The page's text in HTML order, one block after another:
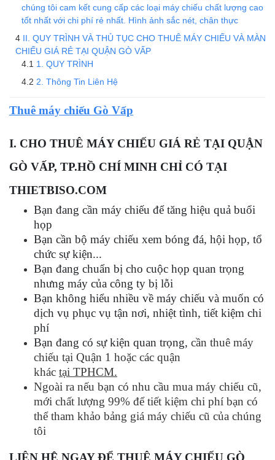
chúng tôi cam kết cung cấp các loại máy chiếu chất lượng cao
tốt nhất với chi phí rẻ nhất. Hình ảnh sắc nét, chân thực
II. QUY TRÌNH VÀ THỦ TỤC CHO THUÊ MÁY CHIẾU VÀ MÀN
CHIẾU GIÁ RẺ TẠI QUẬN GÒ VẤP
1. QUY TRÌNH
2. Thông Tin Liên Hệ
Thuê máy chiếu Gò Vấp
I. CHO THUÊ MÁY CHIẾU GIÁ RẺ TẠI QUẬN
GÒ VẤP, TP.HỒ CHÍ MINH CHỈ CÓ TẠI
THIETBISO.COM
Bạn đang cần máy chiếu để tăng hiệu quả buổi
họp
Bạn cần bộ máy chiếu xem bóng đá, hội họp, tổ
chức sự kiện...
Bạn đang chuẩn bị cho cuộc họp quan trọng
nhưng máy của công ty bị lỗi
Bạn không hiểu nhiều về máy chiếu và muốn có
dịch vụ phục vụ tận nơi, nhiệt tình, tiết kiệm chi
phí
Bạn đang có sự kiện quan trọng, cần thuê máy
chiếu tại Quận 1 hoặc các quận
khác tại TPHCM.
Ngoài ra nếu bạn có nhu cầu mua máy chiếu cũ,
mới chất lượng 99% để tiết kiệm chi phí bạn có
thể tham khảo bảng giá máy chiếu cũ của chúng
tôi
LIÊN HỆ NGAY ĐỂ THUÊ MÁY CHIẾU GÒ